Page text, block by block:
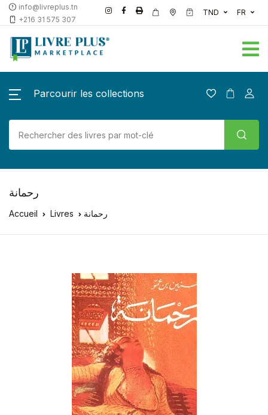
info@livreplus.tn
+216 31 575 307
TND FR
Parcourir les collections
رحمانة
Accueil Livres رحمانة